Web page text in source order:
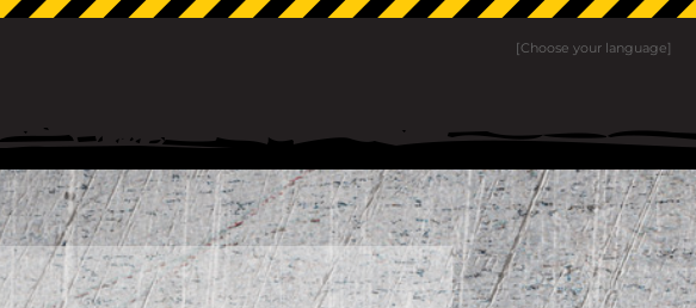
[Choose your language]